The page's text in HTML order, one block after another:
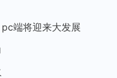
端将迎来大发展